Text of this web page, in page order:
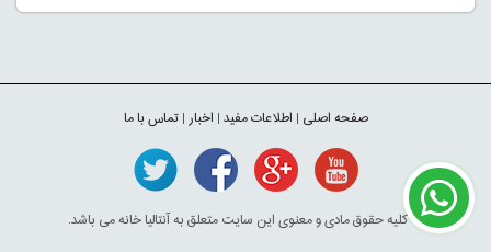
صفحه اصلی | اطلاعات مفید| اخبار|تماس با ما
© کلیه حقوق مادی و معنوی این سایت متعلق به آنتالیا خانه می باشد.